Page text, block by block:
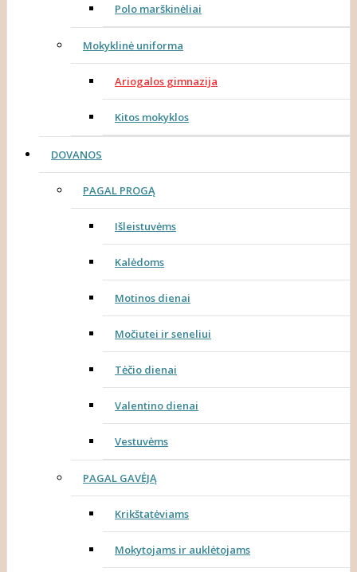
Polo marškinėliai
Mokyklinė uniforma
Ariogalos gimnazija
Kitos mokyklos
DOVANOS
PAGAL PROGĄ
Išleistuvėms
Kalėdoms
Motinos dienai
Močiutei ir seneliui
Tėčio dienai
Valentino dienai
Vestuvėms
PAGAL GAVĖJĄ
Krikštatėviams
Mokytojams ir auklėtojams